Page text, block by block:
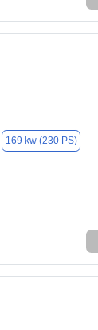
169 kw (230 PS)